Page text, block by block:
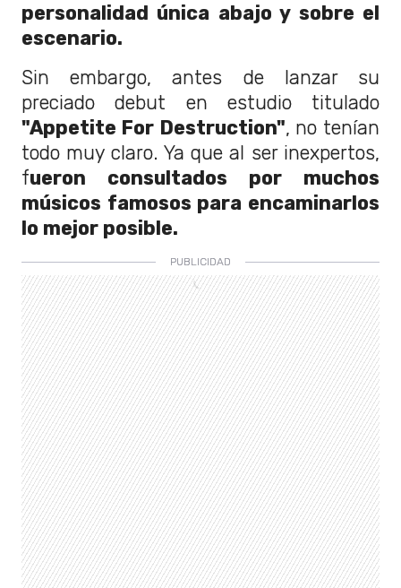
personalidad única abajo y sobre el
escenario.
Sin embargo, antes de lanzar su
preciado debut en estudio titulado
"Appetite For Destruction", no tenían
todo muy claro. Ya que al ser inexpertos,
fueron consultados por muchos
músicos famosos para encaminarlos
lo mejor posible.